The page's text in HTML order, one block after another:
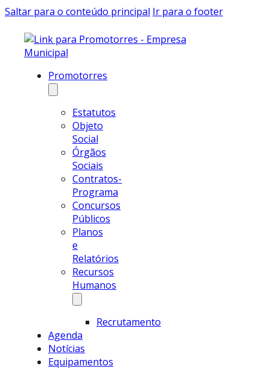
Saltar para o conteúdo principal Ir para o footer
Promotorres
Estatutos
Objeto
Social
Órgãos
Sociais
Contratos-
Programa
Concursos
Públicos
Planos
e
Relatórios
Recursos
Humanos
Recrutamento
Agenda
Notícias
Equipamentos